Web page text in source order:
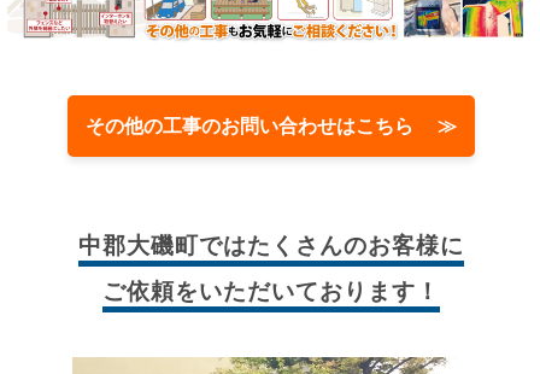
その他の工事のお問い合わせはこちら ≫
中郡大磯町ではたくさんのお客様に
ご依頼をいただいております！